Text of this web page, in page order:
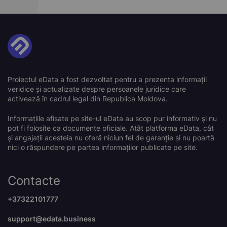
Proiectul eData a fost dezvoltat pentru a prezenta informații
veridice și actualizate despre persoanele juridice care
activează în cadrul legal din Republica Moldova.
Informațiile afișate pe site-ul eData au scop pur informativ și nu
pot fi folosite ca documente oficiale. Atât platforma eData, cât
și angajații acesteia nu oferă niciun fel de garanție și nu poartă
nici o răspundere pe partea informaților publicate pe site.
Contacte
+37322101777
support@edata.business